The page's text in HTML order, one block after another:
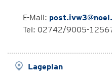
E-Mail:
Tel: 02742/9005-
Lageplan